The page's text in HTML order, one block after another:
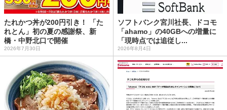
たれかつ丼が200円引き！ 「た
れとん」初の夏の感謝祭、新
橋・中野北口で開催
2026年7月30日
ソフトバンク宮川社長、ドコモ
「ahamo」の40GBへの増量に
「現時点では追従し...
2026年8月4日